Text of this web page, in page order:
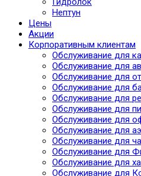
Нептун
Цены
Акции
Корпоративным клиентам
Обслуживание для
Обслуживание для
Обслуживание для
Обслуживание для
Обслуживание для
Обслуживание для
Обслуживание для
Обслуживание для
Обслуживание для
Обслуживание для
Обслуживание для
Обслуживание для